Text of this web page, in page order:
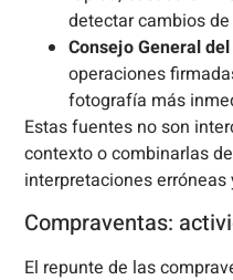
detectar cambios
Consejo General
operaciones
fotografía más
Estas fuentes no son
contexto o combinarlas
interpretaciones
Compraventas:
El repunte de las